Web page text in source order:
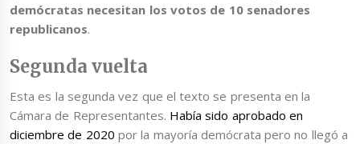
demócratas necesitan los votos de 10 senadores
republicanos.
Segunda vuelta
Esta es la segunda vez que el texto se presenta en la
Cámara de Representantes. Había sido aprobado en
diciembre de 2020 por la mayoría demócrata pero no llegó a